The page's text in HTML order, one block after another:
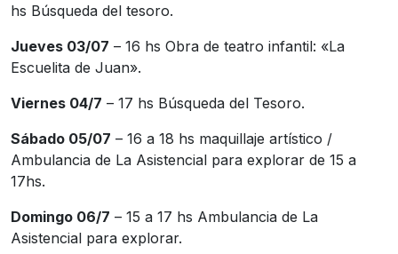
hs Búsqueda del tesoro.
Jueves 03/07 – 16 hs Obra de teatro infantil: «La
Escuelita de Juan».
Viernes 04/7 – 17 hs Búsqueda del Tesoro.
Sábado 05/07 – 16 a 18 hs maquillaje artístico /
Ambulancia de La Asistencial para explorar de 15 a
17hs.
Domingo 06/7 – 15 a 17 hs Ambulancia de La
Asistencial para explorar.